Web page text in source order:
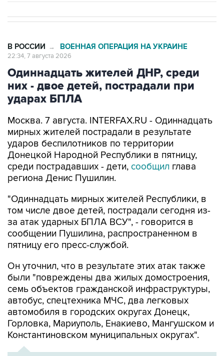
Одиннадцать жителей ДНР, среди
них - двое детей, пострадали при
ударах БПЛА
Москва. 7 августа. INTERFAX.RU - Одиннадцать
ударов беспилотников по территории
Донецкой Народной Республики в пятницу,
среди пострадавших - дети,сообщилглава
региона Денис Пушилин.
"Одиннадцать мирных жителей Республики, в
за атак ударных БПЛА ВСУ", - говорится в
сообщении Пушилина, распространенном в
пятницу его пресс-службой.
Он уточнил, что в результате этих атак также
семь объектов гражданской инфраструктуры,
автобус, спецтехника МЧС, два легковых
автомобиля в городских округах Донецк,
Горловка, Мариуполь, Енакиево, Мангушском и
Константиновском муниципальных округах".
ХРОНИКА